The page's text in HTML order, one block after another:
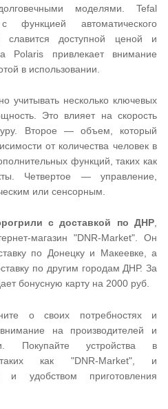
моделями. Tefal
функцией автоматического
славится доступной ценой и
Polaris привлекает внимание
в использовании.
учитывать несколько ключевых
Это влияет на скорость
Второе — объем, который
от количества человек в
функций, таких как
Четвертое — управление,
или сенсорным.
с доставкой по ДНР,
магазин "DNR-Market". Он
по Донецку и Макеевке, а
по другим городам ДНР. За
бонусную карту на 2000 руб.
о своих потребностях и
на производителей и
Покупайте устройства в
как "DNR-Market", и
и удобством приготовления